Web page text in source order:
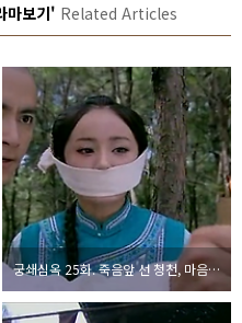
마보기' Related Articles
궁쇄심옥 25화. 죽음앞 선 청천, 마음을 보이나?